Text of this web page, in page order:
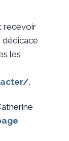
recevoir
dédicace
les
.